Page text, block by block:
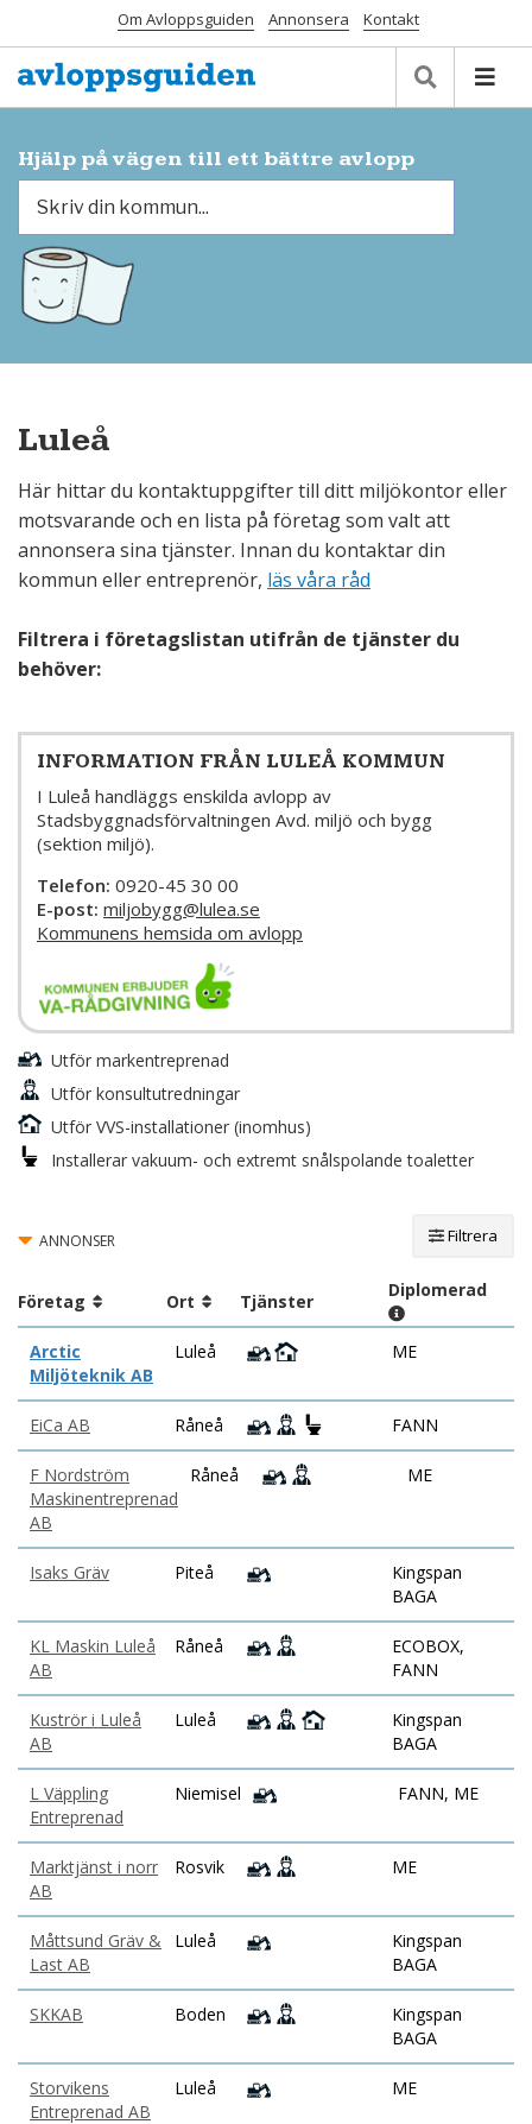
Om Avloppsguiden Annonsera Kontakt
Hjälp på vägen till ett bättre avlopp
Luleå
Här hittar du kontaktuppgifter till ditt miljökontor eller
motsvarande och en lista på företag som valt att
annonsera sina tjänster. Innan du kontaktar din
kommun eller entreprenör, läs våra råd
Filtrera i företagslistan utifrån de tjänster du
behöver:
INFORMATION FRÅN LULEÅ KOMMUN
I Luleå handläggs enskilda avlopp av
Stadsbyggnadsförvaltningen Avd. miljö och bygg
(sektion miljö).
Telefon: 0920-45 30 00
E-post: miljobygg@lulea.se
Kommunens hemsida om avlopp
Utför markentreprenad
Utför konsultutredningar
Utför VVS-installationer (inomhus)
Installerar vakuum- och extremt snålspolande toaletter
ANNONSER Filtrera
Företag Ort Tjänster
Diplomerad
Arctic
Miljöteknik AB
Luleå ME
EiCa AB Råneå FANN
F Nordström
Maskinentreprenad
AB
Råneå ME
Isaks Gräv Piteå
Kingspan
BAGA
KL Maskin Luleå
AB
Råneå
ECOBOX,
FANN
Kuströr i Luleå
AB
Luleå
Kingspan
BAGA
L Väppling
Entreprenad
Niemisel FANN, ME
Marktjänst i norr
AB
Rosvik ME
Måttsund Gräv &
Last AB
Luleå
Kingspan
BAGA
SKKAB Boden
Kingspan
BAGA
Storvikens
Entreprenad AB
Luleå ME